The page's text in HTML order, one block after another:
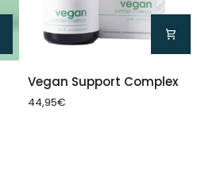
Vegan
Support
Complex
Vegan Support Complex
44,95€